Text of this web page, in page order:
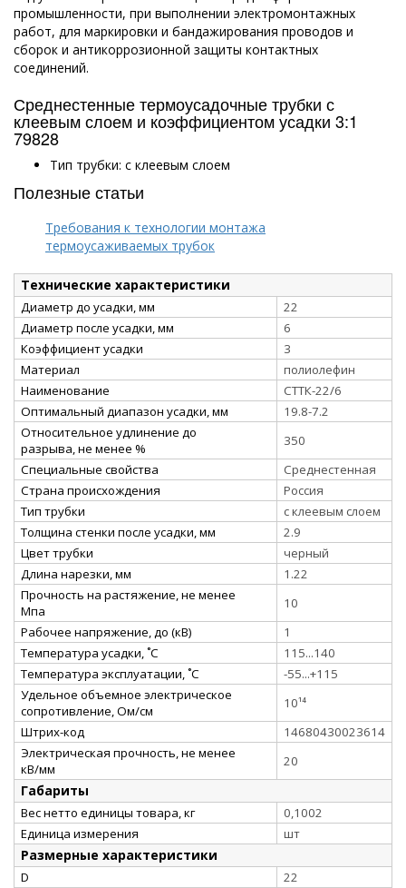
промышленности, при выполнении электромонтажных
работ, для маркировки и бандажирования проводов и
сборок и антикоррозионной защиты контактных
соединений.
Среднестенные термоусадочные трубки с
клеевым слоем и коэффициентом усадки 3:1
79828
Тип трубки: с клеевым слоем
Полезные статьи
Требования к технологии монтажа
термоусаживаемых трубок
Технические характеристики
Диаметр до усадки, мм
22
Диаметр после усадки, мм
6
Коэффициент усадки
3
Материал
полиолефин
Наименование
СТТК-22/6
Оптимальный диапазон усадки, мм
19.8-7.2
Относительное удлинение до
разрыва, не менее %
350
Специальные свойства
Среднестенная
Страна происхождения
Россия
Тип трубки
с клеевым слоем
Толщина стенки после усадки, мм
2.9
Цвет трубки
черный
Длина нарезки, мм
1.22
Прочность на растяжение, не менее
Мпа
10
Рабочее напряжение, до (кВ)
1
Температура усадки, ˚С
115...140
Температура эксплуатации, ˚С
-55...+115
Удельное объемное электрическое
сопротивление, Ом/см
10¹⁴
Штрих-код
14680430023614
Электрическая прочность, не менее
кВ/мм
20
Габариты
Вес нетто единицы товара, кг
0,1002
Единица измерения
шт
Размерные характеристики
D
22